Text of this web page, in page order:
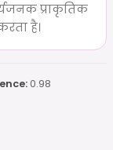
प्राकृतिक
है।
0.98